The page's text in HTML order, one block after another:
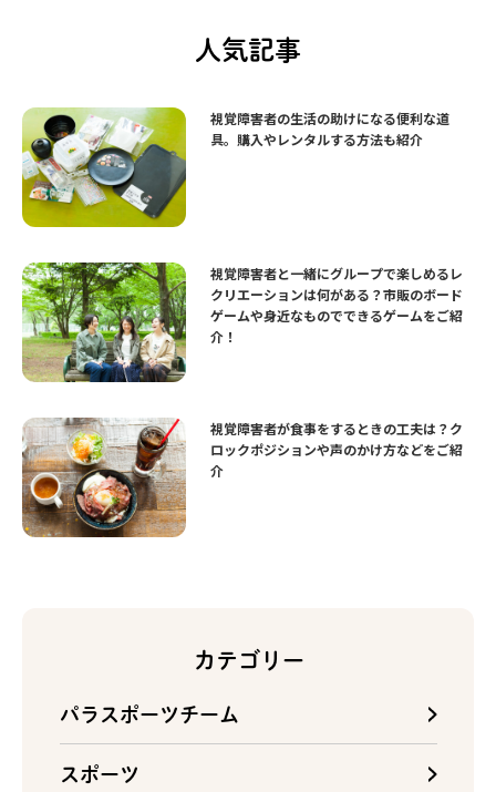
人気記事
視覚障害者の生活の助けになる便利な道
具。購入やレンタルする方法も紹介
視覚障害者と一緒にグループで楽しめるレ
クリエーションは何がある？市販のボード
ゲームや身近なものでできるゲームをご紹
介！
視覚障害者が食事をするときの工夫は？ク
ロックポジションや声のかけ方などをご紹
介
カテゴリー
パラスポーツチーム
スポーツ